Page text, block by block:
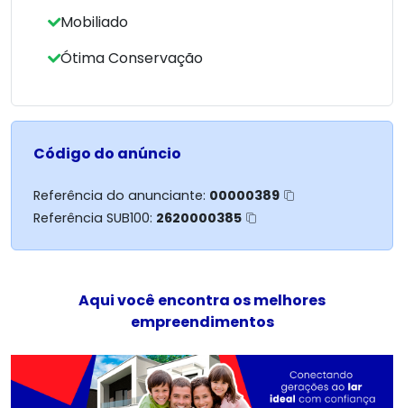
Mobiliado
Ótima Conservação
Código do anúncio
Referência do anunciante: 00000389
Referência SUB100: 2620000385
Aqui você encontra os melhores
empreendimentos